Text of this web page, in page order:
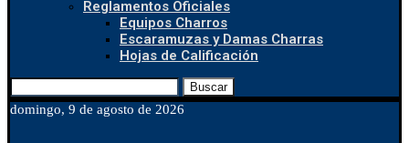
Reglamentos Oficiales
Equipos Charros
Escaramuzas y Damas Charras
Hojas de Calificación
Buscar
domingo, 9 de agosto de 2026